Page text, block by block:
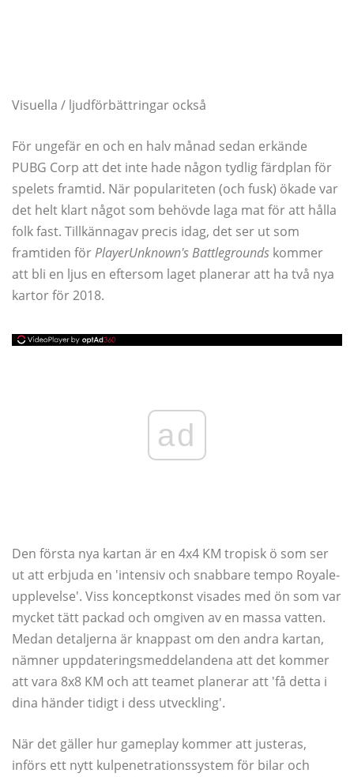
Visuella / ljudförbättringar också
För ungefär en och en halv månad sedan erkände
PUBG Corp att det inte hade någon tydlig färdplan för
spelets framtid. När populariteten (och fusk) ökade var
det helt klart något som behövde laga mat för att hålla
folk fast. Tillkännagav precis idag, det ser ut som
framtiden förPlayerUnknown's Battlegrounds kommer
att bli en ljus en eftersom laget planerar att ha två nya
kartor för 2018.
ad
Den första nya kartan är en 4x4 KM tropisk ö som ser
ut att erbjuda en 'intensiv och snabbare tempo Royale-
upplevelse'. Viss konceptkonst visades med ön som var
mycket tätt packad och omgiven av en massa vatten.
Medan detaljerna är knappast om den andra kartan,
nämner uppdateringsmeddelandena att det kommer
att vara 8x8 KM och att teamet planerar att 'få detta i
dina händer tidigt i dess utveckling'.
När det gäller hur gameplay kommer att justeras,
införs ett nytt kulpenetrationssystem för bilar och